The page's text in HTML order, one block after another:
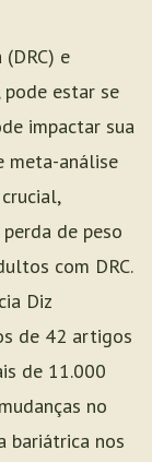
e
estar se
impactar sua
meta-análise
de peso
com DRC.
Diz
de 42 artigos
de 11.000
no
bariátrica nos